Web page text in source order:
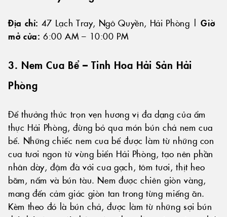
Địa chỉ: 47 Lạch Tray, Ngô Quyền, Hải Phòng |Giờ
mở cửa: 6:00 AM – 10:00 PM
3. Nem Cua Bể – Tinh Hoa Hải Sản Hải
Phòng
Để thưởng thức trọn vẹn hương vị đa dạng của ẩm
thực Hải Phòng, đừng bỏ qua món bún chả nem cua
bể. Những chiếc nem cua bể được làm từ những con
cua tươi ngon từ vùng biển Hải Phòng, tạo nên phần
nhân dày, đậm đà với cua gạch, tôm tươi, thịt heo
băm, nấm và bún tàu. Nem được chiên giòn vàng,
mang đến cảm giác giòn tan trong từng miếng ăn.
Kèm theo đó là bún chả, được làm từ những sợi bún